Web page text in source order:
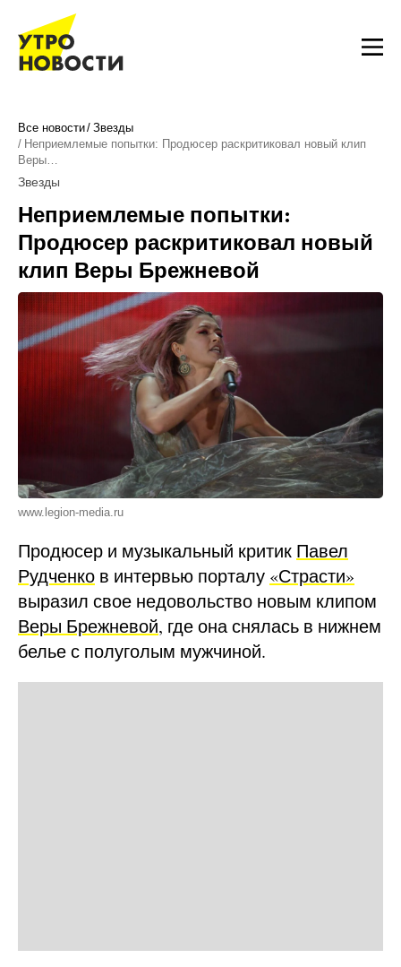
Все новости Звезды
Неприемлемые попытки: Продюсер раскритиковал новый клип
Веры…
Звезды
Неприемлемые попытки:
Продюсер раскритиковал новый
клип Веры Брежневой
www.legion-media.ru
Продюсер и музыкальный критик Павел
Рудченко в интервью порталу «Страсти»
выразил свое недовольство новым клипом
Веры Брежневой, где она снялась в нижнем
белье с полуголым мужчиной.